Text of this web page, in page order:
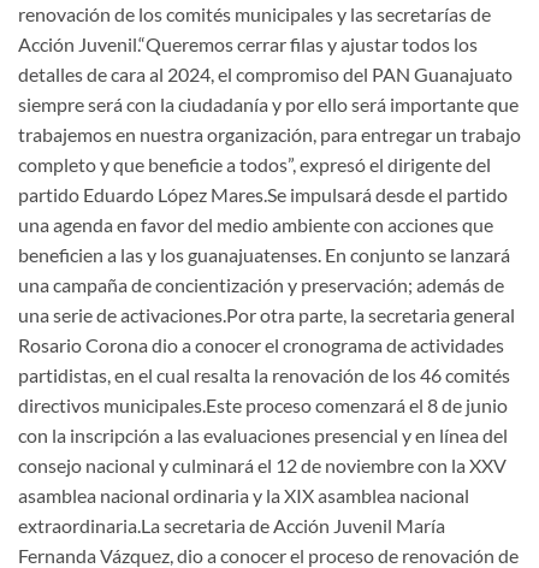
renovación de los comités municipales y las secretarías de
Acción Juvenil.“Queremos cerrar filas y ajustar todos los
detalles de cara al 2024, el compromiso del PAN Guanajuato
siempre será con la ciudadanía y por ello será importante que
trabajemos en nuestra organización, para entregar un trabajo
completo y que beneficie a todos”, expresó el dirigente del
partido Eduardo López Mares.Se impulsará desde el partido
una agenda en favor del medio ambiente con acciones que
beneficien a las y los guanajuatenses. En conjunto se lanzará
una campaña de concientización y preservación; además de
una serie de activaciones.Por otra parte, la secretaria general
Rosario Corona dio a conocer el cronograma de actividades
partidistas, en el cual resalta la renovación de los 46 comités
directivos municipales.Este proceso comenzará el 8 de junio
con la inscripción a las evaluaciones presencial y en línea del
consejo nacional y culminará el 12 de noviembre con la XXV
asamblea nacional ordinaria y la XIX asamblea nacional
extraordinaria.La secretaria de Acción Juvenil María
Fernanda Vázquez, dio a conocer el proceso de renovación de